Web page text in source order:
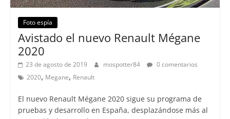
Foto espía
Avistado el nuevo Renault Mégane
2020
23 de agosto de 2019 mospotter84
0 comentarios
2020, Megane, Renault
El nuevo Renault Mégane 2020 sigue su programa de
pruebas y desarrollo en España, desplazándose más al